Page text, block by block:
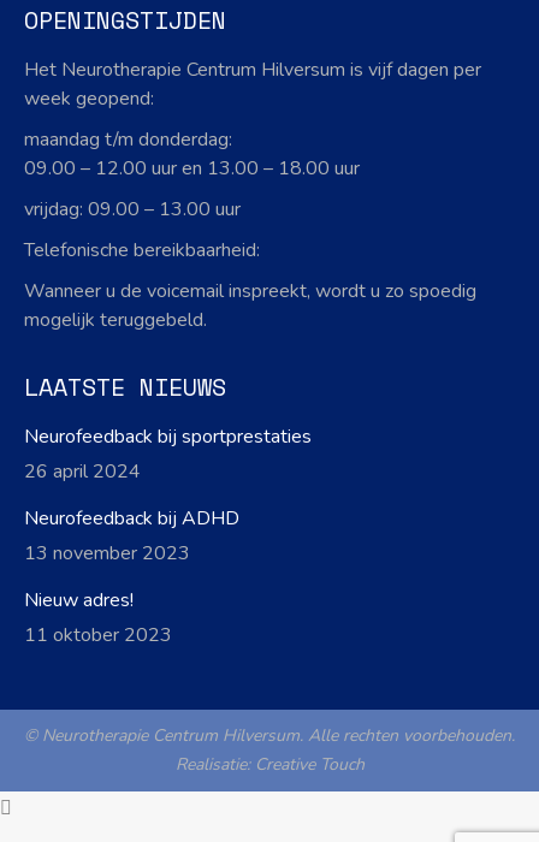
opens
in
new
opens
new
OPENINGSTIJDEN
Het Neurotherapie Centrum Hilversum is vijf dagen per
week geopend:
maandag t/m donderdag:
09.00 – 12.00 uur en 13.00 – 18.00 uur
vrijdag: 09.00 – 13.00 uur
Telefonische bereikbaarheid:
Wanneer u de voicemail inspreekt, wordt u zo spoedig
mogelijk teruggebeld.
LAATSTE NIEUWS
Neurofeedback bij sportprestaties
26 april 2024
Neurofeedback bij ADHD
13 november 2023
Nieuw adres!
11 oktober 2023
© Neurotherapie Centrum Hilversum. Alle rechten voorbehouden.
Realisatie: Creative Touch